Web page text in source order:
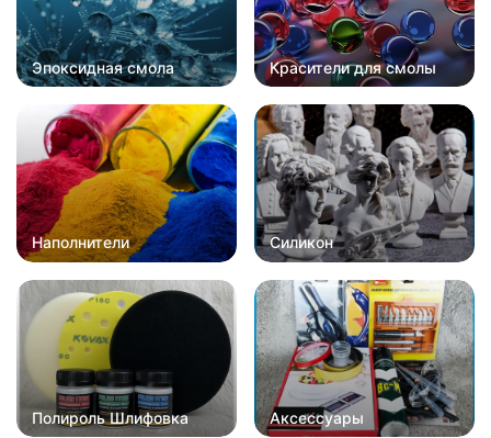
Эпоксидная смола Красители для смолы
Наполнители Силикон
Полироль Шлифовка Аксессуары